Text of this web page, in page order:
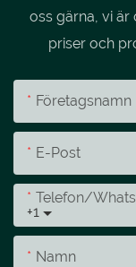
oss gärna, vi är
priser och
Företagsnamn
E-Post
+1
Telefon/
Namn